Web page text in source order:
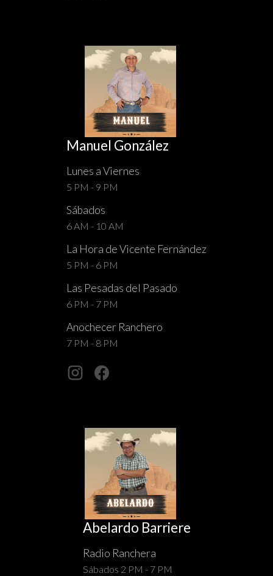
Manuel González
Lunes a Viernes
5 PM - 9 PM
Sábados
6 AM - 10 AM
La Hora de Vicente Fernández
5 PM - 6 PM
Las Pesadas del Pasado
6 PM - 7 PM
Anochecer Ranchero
7 PM - 8 PM
Abelardo Barriere
Radio Ranchera
Sábados 2 PM - 7 PM